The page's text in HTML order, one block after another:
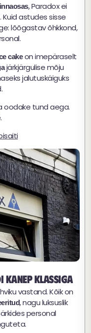
, Paradox ei
astudes sisse
lõõgastav õhkkond,
cakeon imepäraselt
järkjärgulise mõju
jalutuskäiguks
oodake tund aega.
kanep klassiga
vastand. Kõik on
, nagu luksuslik
personal